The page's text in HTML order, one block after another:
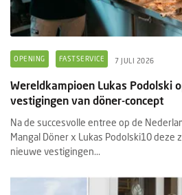
OPENING FASTSERVICE 7 JULI 2026
Wereldkampioen Lukas Podolski
vestigingen van döner-concept
Na de succesvolle entree op de
Mangal Döner x Lukas Podolski10 deze
nieuwe vestigingen...